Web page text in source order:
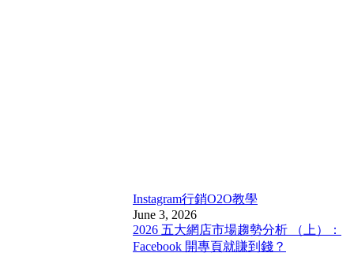
Instagram行銷O2O教學
June 3, 2026
2026 五大網店市場趨勢分析 （上）：
Facebook 開專頁就賺到錢？